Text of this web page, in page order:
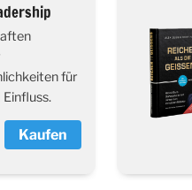
für
Kaufen